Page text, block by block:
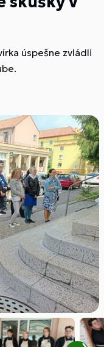
úspešne zvládli